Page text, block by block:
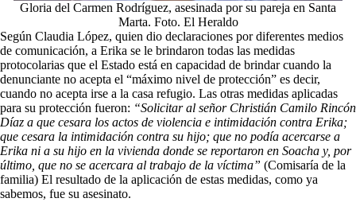
Gloria del Carmen Rodríguez, asesinada por su pareja en Santa
Marta. Foto. El Heraldo
Según Claudia López, quien dio declaraciones por diferentes medios
de comunicación, a Erika se le brindaron todas las medidas
protocolarias que el Estado está en capacidad de brindar cuando la
denunciante no acepta el “máximo nivel de protección” es decir,
cuando no acepta irse a la casa refugio. Las otras medidas aplicadas
para su protección fueron: “Solicitar al señor Christián Camilo Rincón
Díaz a que cesara los actos de violencia e intimidación contra Erika;
que cesara la intimidación contra su hijo; que no podía acercarse a
Erika ni a su hijo en la vivienda donde se reportaron en Soacha y, por
último, que no se acercara al trabajo de la víctima” (Comisaría de la
familia) El resultado de la aplicación de estas medidas, como ya
sabemos, fue su asesinato.